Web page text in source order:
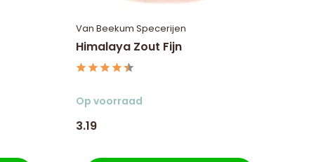
Van Beekum Specerijen
Himalaya Zout Fijn
Op voorraad
3.19